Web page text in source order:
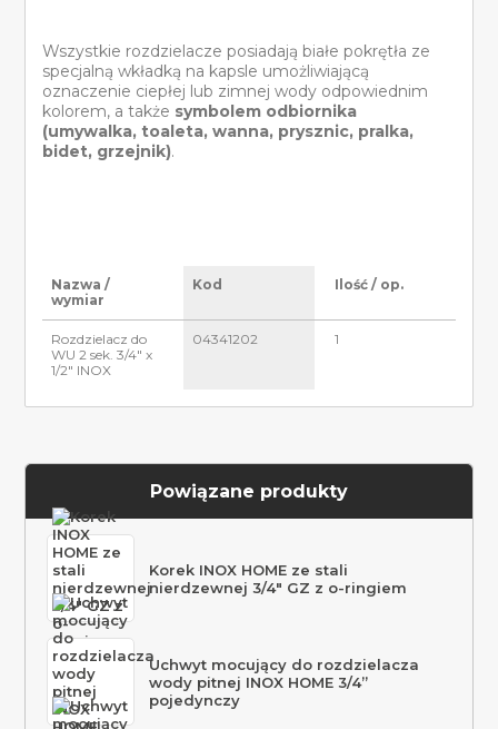
Wszystkie rozdzielacze posiadają białe pokrętła ze
specjalną wkładką na kapsle umożliwiającą
oznaczenie ciepłej lub zimnej wody odpowiednim
kolorem, a także symbolem odbiornika
(umywalka, toaleta, wanna, prysznic, pralka,
bidet, grzejnik).
Nazwa /
wymiar
Kod Ilość / op.
Rozdzielacz do
WU 2 sek. 3/4" x
1/2" INOX
04341202 1
Powiązane produkty
Korek INOX HOME ze stali
nierdzewnej 3/4″ GZ z o-ringiem
Uchwyt mocujący do rozdzielacza
wody pitnej INOX HOME 3/4”
pojedynczy